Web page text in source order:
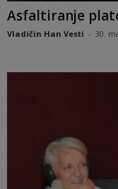
Asfaltiranje
Vladičin Han Vesti - 30.